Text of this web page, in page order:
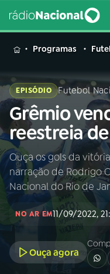
MENU
Buscar
na
Rádio
Nacional
01INÍCIO
02A RÁDIO
Programas
EPISÓDIO Futebol
Grêmio
reestreia
Ouça os gols da
narração de Rodrigo
Nacional do Rio de
NO AR EM11/09/2022,
Ouça agora